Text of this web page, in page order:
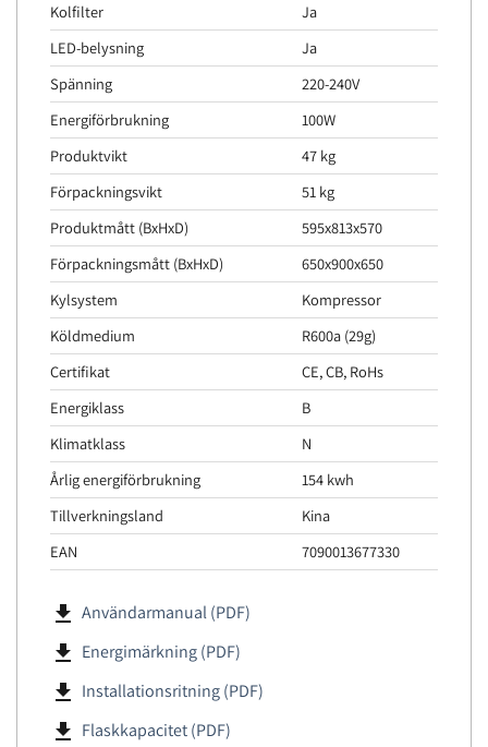
Kolfilter
Ja
LED-belysning
Ja
Spänning
220-240V
Energiförbrukning
100W
Produktvikt
47 kg
Förpackningsvikt
51 kg
Produktmått (BxHxD)
595x813x570
Förpackningsmått (BxHxD)
650x900x650
Kylsystem
Kompressor
Köldmedium
R600a (29g)
Certifikat
CE, CB, RoHs
Energiklass
B
Klimatklass
N
Årlig energiförbrukning
154 kwh
Tillverkningsland
Kina
EAN
7090013677330
file_download Användarmanual (PDF)
file_download Energimärkning (PDF)
file_download Installationsritning (PDF)
file_download Flaskkapacitet (PDF)